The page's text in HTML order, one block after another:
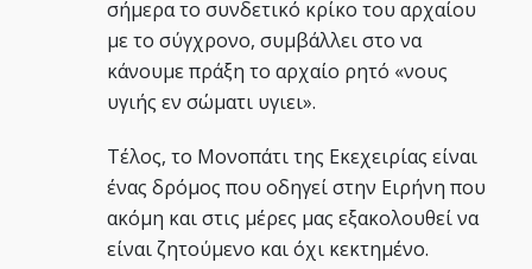
σήμερα το συνδετικό κρίκο του αρχαίου
με το σύγχρονο, συμβάλλει στο να
κάνουμε πράξη το αρχαίο ρητό «νους
υγιής εν σώματι υγιει».
Τέλος, το Μονοπάτι της Εκεχειρίας είναι
ένας δρόμος που οδηγεί στην Ειρήνη που
ακόμη και στις μέρες μας εξακολουθεί να
είναι ζητούμενο και όχι κεκτημένο.